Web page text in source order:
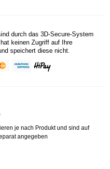
durch das 3D-Secure-System
keinen Zugriff auf Ihre
speichert diese nicht.
je nach Produkt und sind auf
angegeben